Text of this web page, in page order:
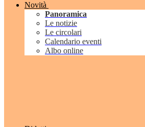
Novità
Panoramica
Le notizie
Le circolari
Calendario eventi
Albo online